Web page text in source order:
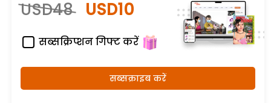
USD48 USD10
सब्सक्रिप्शन गिफ्ट करें
सब्सक्राइब करें